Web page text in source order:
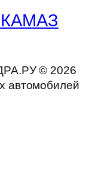
© 2026
автомобилей